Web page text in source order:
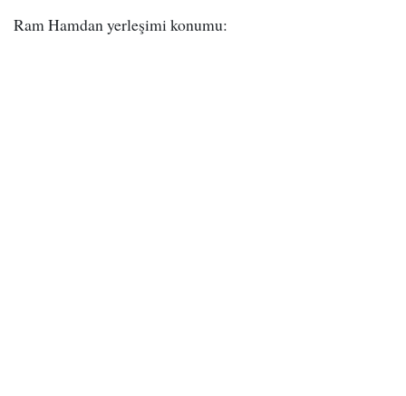
Ram Hamdan yerleşimi konumu: